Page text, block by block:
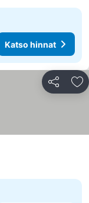
Katso hinnat
Jaa